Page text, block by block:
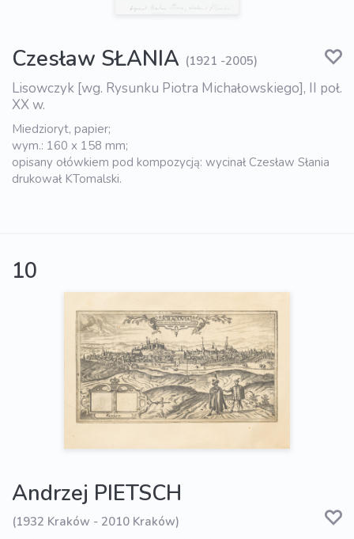
Czesław SŁANIA (1921 -2005)
Lisowczyk [wg. Rysunku Piotra Michałowskiego], II poł.
XX w.
Miedzioryt, papier;
wym.: 160 x 158 mm;
opisany ołówkiem pod kompozycją: wycinał Czesław Słania
drukował KTomalski.
10
Andrzej PIETSCH
(1932 Kraków - 2010 Kraków)